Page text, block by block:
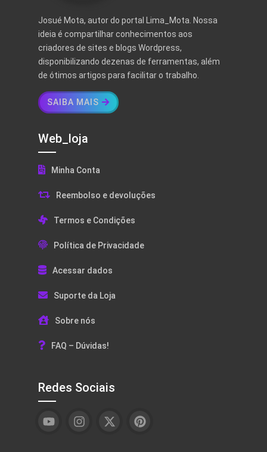
Josué Mota, autor do portal Lima_Mota. Nossa
ideia é compartilhar conhecimentos aos
criadores de sites e blogs Wordpress,
disponibilizando dezenas de ferramentas, além
de ótimos artigos para facilitar o trabalho.
SAIBA MAIS
Web_loja
Minha Conta
Reembolso e devoluções
Termos e Condições
Política de Privacidade
Acessar dados
Suporte da Loja
Sobre nós
FAQ – Dúvidas!
Redes Sociais